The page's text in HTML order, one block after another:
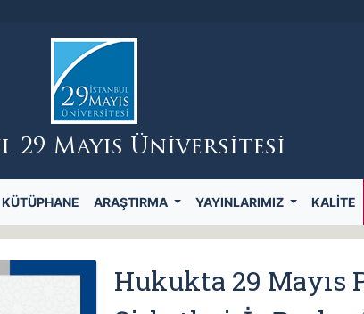
29 Mayıs Üniversitesi
KÜTÜPHANE ARAŞTIRMA YAYINLARIMIZ KALITE
Hukukta 29 Mayıs